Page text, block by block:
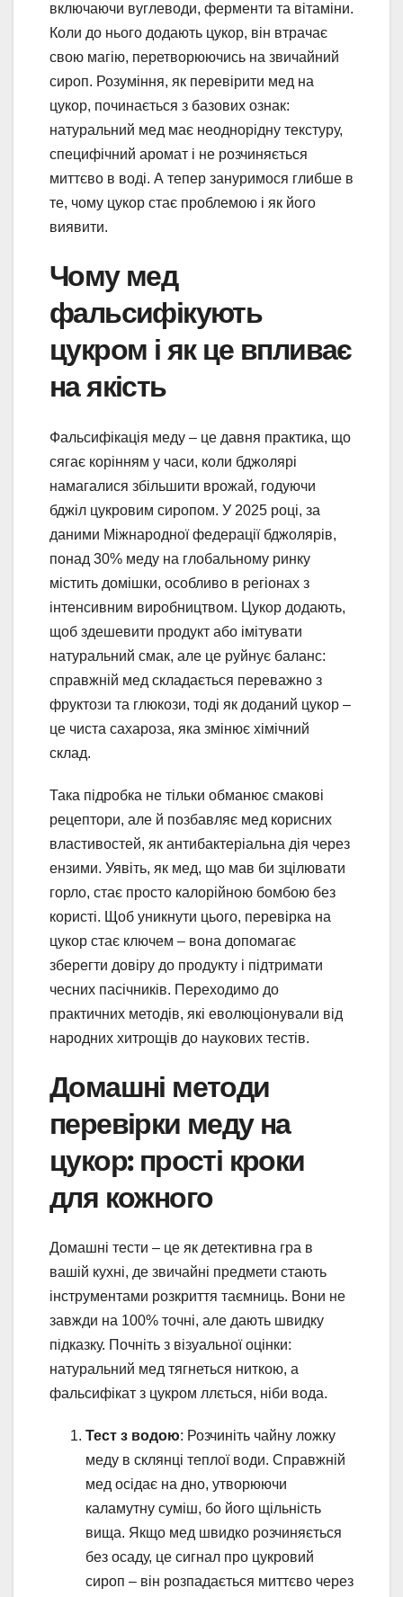
включаючи вуглеводи, ферменти та вітаміни.
Коли до нього додають цукор, він втрачає
свою магію, перетворюючись на звичайний
сироп. Розуміння, як перевірити мед на
цукор, починається з базових ознак:
натуральний мед має неоднорідну текстуру,
специфічний аромат і не розчиняється
миттєво в воді. А тепер зануримося глибше в
те, чому цукор стає проблемою і як його
виявити.
Чому мед
фальсифікують
цукром і як це впливає
на якість
Фальсифікація меду – це давня практика, що
сягає корінням у часи, коли бджолярі
намагалися збільшити врожай, годуючи
бджіл цукровим сиропом. У 2025 році, за
даними Міжнародної федерації бджолярів,
понад 30% меду на глобальному ринку
містить домішки, особливо в регіонах з
інтенсивним виробництвом. Цукор додають,
щоб здешевити продукт або імітувати
натуральний смак, але це руйнує баланс:
справжній мед складається переважно з
фруктози та глюкози, тоді як доданий цукор –
це чиста сахароза, яка змінює хімічний
склад.
Така підробка не тільки обманює смакові
рецептори, але й позбавляє мед корисних
властивостей, як антибактеріальна дія через
ензими. Уявіть, як мед, що мав би зцілювати
горло, стає просто калорійною бомбою без
користі. Щоб уникнути цього, перевірка на
цукор стає ключем – вона допомагає
зберегти довіру до продукту і підтримати
чесних пасічників. Переходимо до
практичних методів, які еволюціонували від
народних хитрощів до наукових тестів.
Домашні методи
перевірки меду на
цукор: прості кроки
для кожного
Домашні тести – це як детективна гра в
вашій кухні, де звичайні предмети стають
інструментами розкриття таємниць. Вони не
завжди на 100% точні, але дають швидку
підказку. Почніть з візуальної оцінки:
натуральний мед тягнеться ниткою, а
фальсифікат з цукром ллється, ніби вода.
Тест з водою: Розчиніть чайну ложку
меду в склянці теплої води. Справжній
мед осідає на дно, утворюючи
каламутну суміш, бо його щільність
вища. Якщо мед швидко розчиняється
без осаду, це сигнал про цукровий
сироп – він розпадається миттєво через